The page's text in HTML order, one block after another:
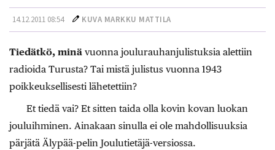
14.12.2011 08:54 KUVA MARKKU MATTILA
Tiedätkö, minä vuonna joulurauhanjulistuksia alettiin
radioida Turusta? Tai mistä julistus vuonna 1943
poikkeuksellisesti lähetettiin?
Et tiedä vai? Et sitten taida olla kovin kovan luokan
jouluihminen. Ainakaan sinulla ei ole mahdollisuuksia
pärjätä Älypää-pelin Joulutietäjä-versiossa.